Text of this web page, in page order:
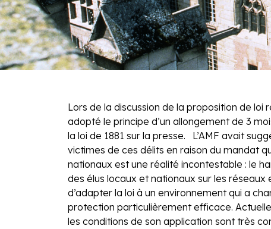
Lors de la discussion de la proposition de
adopté le principe d’un allongement de 3
la loi de 1881 sur la presse. L’AMF avait
victimes de ces délits en raison du mandat
nationaux est une réalité incontestable : le
des élus locaux et nationaux sur les réseaux
d’adapter la loi à un environnement qui a
protection particulièrement efficace.
les conditions de son application sont très